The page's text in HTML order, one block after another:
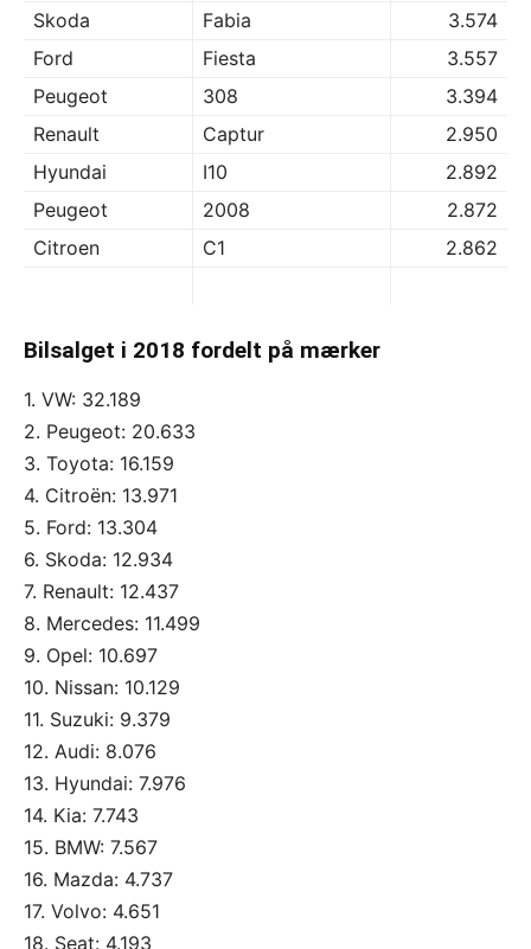
Skoda
Fabia
3.574
Ford
Fiesta
3.557
Peugeot
308
3.394
Renault
Captur
2.950
Hyundai
I10
2.892
Peugeot
2008
2.872
Citroen
C1 2.862
Bilsalget i 2018 fordelt på mærker
1. VW: 32.189
2. Peugeot: 20.633
3. Toyota: 16.159
4. Citroën: 13.971
5. Ford: 13.304
6. Skoda: 12.934
7. Renault: 12.437
8. Mercedes: 11.499
9. Opel: 10.697
10. Nissan: 10.129
11. Suzuki: 9.379
12. Audi: 8.076
13. Hyundai: 7.976
14. Kia: 7.743
15. BMW: 7.567
16. Mazda: 4.737
17. Volvo: 4.651
18. Seat: 4.193